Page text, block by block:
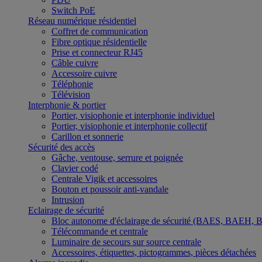
Switch PoE
Réseau numérique résidentiel
Coffret de communication
Fibre optique résidentielle
Prise et connecteur RJ45
Câble cuivre
Accessoire cuivre
Téléphonie
Télévision
Interphonie & portier
Portier, visiophonie et interphonie individuel
Portier, visiophonie et interphonie collectif
Carillon et sonnerie
Sécurité des accès
Gâche, ventouse, serrure et poignée
Clavier codé
Centrale Vigik et accessoires
Bouton et poussoir anti-vandale
Intrusion
Eclairage de sécurité
Bloc autonome d'éclairage de sécurité (BAES,
Télécommande et centrale
Luminaire de secours sur source centrale
Accessoires, étiquettes, pictogrammes, pièces détachées